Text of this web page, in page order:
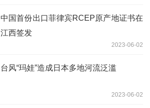
中国首份出口菲律宾RCEP原产地证书在
江西签发
2023-06-02
台风“玛娃”造成日本多地河流泛滥
2023-06-02